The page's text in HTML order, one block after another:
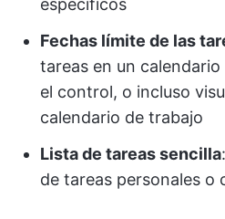
específicos
Fechas límite de las
tareas en un
el control, o incluso
calendario de trabajo
Lista de tareas sencilla
de tareas personales o